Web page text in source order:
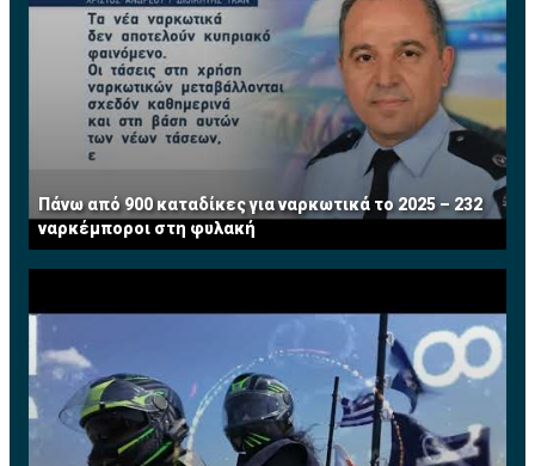
Πάνω από 900 καταδίκες για ναρκωτικά το 2025 – 232
ναρκέμποροι στη φυλακή